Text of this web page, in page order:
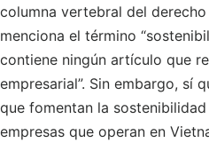
columna vertebral del
menciona el término
contiene ningún artículo que
empresarial”. Sin embargo, sí
que fomentan la
empresas que operan en